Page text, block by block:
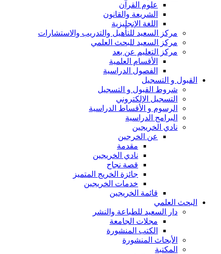
علوم القرآن
الشريعة والقانون
اللغة الإنجليزية
مركز السعيد للتأهيل والتدريب والاستشارات
مركز السعيد للبحث العلمي
مركز التعليم عن بعد
الأقسام العلمية
الفصول الدراسية
القبول و التسجيل
شروط القبول و التسجيل
التسجيل الإلكتروني
الرسوم و الأقساط الدراسية
البرامج الدراسية
نادي الخريجين
عن الخرجين
مقدمة
نادي الخريجين
قصة نجاح
جائزة الخريج المتميز
خدمات الخريجين
قائمة الخريجين
البحث العلمي
دار السعيد للطباعة والنشر
مجلات الجامعة
الكتب المنشورة
الأبحاث المنشورة
المكتبة